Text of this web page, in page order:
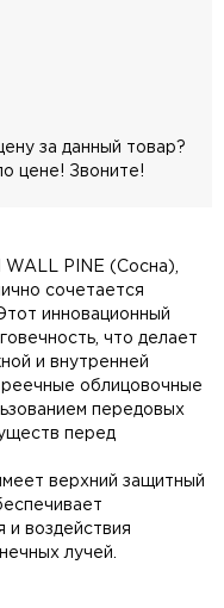
за данный товар?
цене! Звоните!
PINE (Сосна),
сочетается
инновационный
что делает
и внутренней
облицовочные
передовых
перед
верхний защитный
и воздействия
лучей.